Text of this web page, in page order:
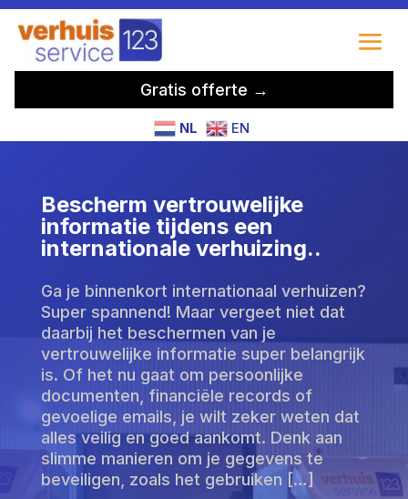
Gratis offerte →
NL EN
Bescherm vertrouwelijke
informatie tijdens een
internationale verhuizing.​.
Ga je binnenkort internationaal verhuizen?
Super spannend! Maar vergeet niet dat
daarbij het beschermen van je
vertrouwelijke informatie super belangrijk
is. Of het nu gaat om persoonlijke
documenten, financiële records of
gevoelige emails, je wilt zeker weten dat
alles veilig en goed aankomt. Denk aan
slimme manieren om je gegevens te
beveiligen, zoals het gebruiken […]